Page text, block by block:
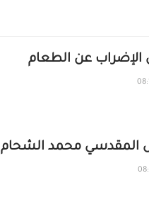
المقدسي محمد الشحام